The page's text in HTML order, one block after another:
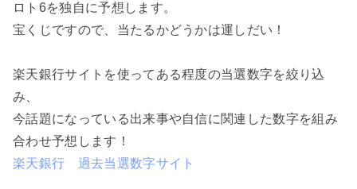
ロト6を独自に予想します。
宝くじですので、当たるかどうかは運しだい！
楽天銀行サイトを使ってある程度の当選数字を絞り込
み、
今話題になっている出来事や自信に関連した数字を組み
合わせ予想します！
楽天銀行 過去当選数字サイト